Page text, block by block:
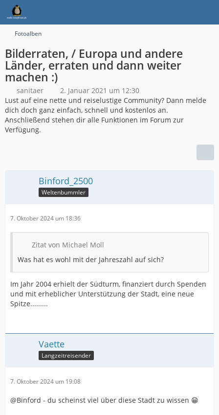
Fotoalben
Bilderraten, / Europa und andere
Länder, erraten und dann weiter
machen :)
sanitaer
2. Januar 2021 um 12:30
Lust auf eine nette und reiselustige Community? Dann melde
dich doch ganz einfach, schnell und kostenlos an.
Anschließend stehen dir alle Funktionen im Forum zur
Verfügung.
Binford_2500
Weltenbummler
7. Oktober 2024 um 18:36
Zitat von Michael Moll
Was hat es wohl mit der Jahreszahl auf sich?
Im Jahr 2004 erhielt der Südturm, finanziert durch Spenden
und mit erheblicher Unterstützung der Stadt, eine neue
Spitze.........
Vaette
Langzeitreisender
7. Oktober 2024 um 19:08
@Binford - du scheinst viel über diese Stadt zu wissen 😁